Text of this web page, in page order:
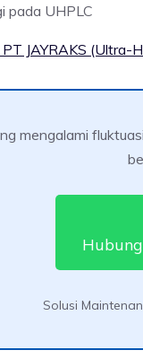
pada UHPLC
JAYRAKS (Ultra-
mengalami
Solusi